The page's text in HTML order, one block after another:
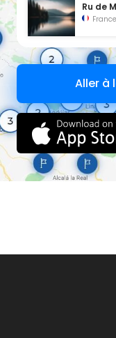
Ru de
France
Aller à